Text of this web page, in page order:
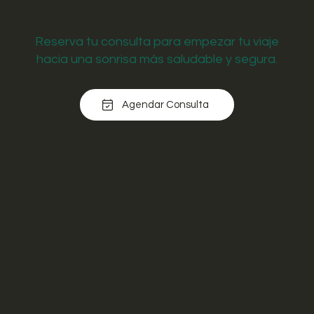
Reserva tu consulta para empezar tu viaje
hacia una sonrisa más saludable y segura.
Agendar Consulta